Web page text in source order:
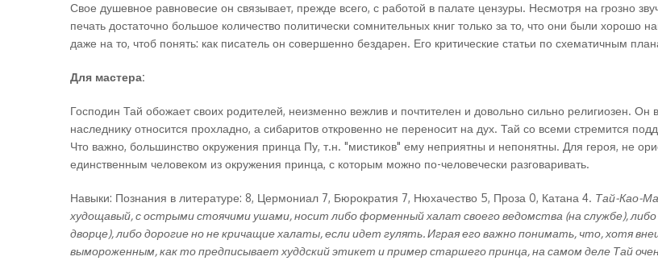
Свое душевное равновесие он связывает, прежде всего, с работой в палате цензуры. Несмотря на грозно
печать достаточно большое количество политически сомнительных книг только за то, что они были хорошо
даже на то, чтоб понять: как писатель он совершенно бездарен. Его критические статьи по схематичным
Для мастера:
Господин Тай обожает своих родителей, неизменно вежлив и почтителен и довольно сильно религиозен.
наследнику относится прохладно, а сибаритов откровенно не переносит на дух. Тай со всеми стремится
Что важно, большинство окружения принца Пу, т.н. "мистиков" ему неприятны и непонятны. Для героя, не
единственным человеком из окружения принца, с которым можно по-человечески разговаривать.
Навыки: Познания в литературе: 8, Цермониал 7, Бюрократия 7, Нюхачество 5, Проза 0, Катана 4. Тай-Као-
худощавый, с острыми стоячими ушами, носит либо форменный халат своего ведомства (на службе),
дворце), либо дорогие но не кричащие халаты, если идет гулять.Играя его важно понимать, что, хотя
вымороженным, как то предписывает худдский этикет и пример старшего принца, на самом деле Тай